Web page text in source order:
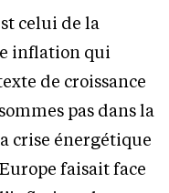
celui de la
inflation qui
de croissance
pas dans la
crise énergétique
faisait face